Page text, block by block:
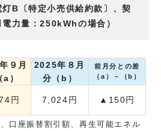
灯B〔特定小売供給約款〕、契
力量：250kWhの場合）
９月
）
2025年８月
分（b）
前月分との差
（a）－（b）
円 7,024円 ▲150円
口座振替割引額、再生可能エネル